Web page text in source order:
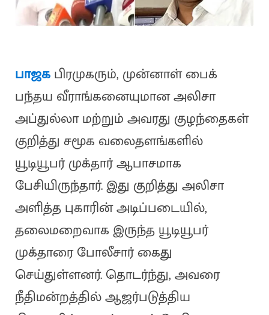
பாஜகபிரமுகரும், முன்னாள் பைக்
பந்தய வீராங்கனையுமான அலிசா
அப்துல்லா மற்றும் அவரது குழந்தைகள்
குறித்து சமூக வலைதளங்களில்
யூடியூபர் முக்தார் ஆபாசமாக
பேசியிருந்தார். இது குறித்து அலிசா
அளித்த புகாரின் அடிப்படையில்,
தலைமறைவாக இருந்த யூடியூபர்
முக்தாரை போலீசார் கைது
செய்துள்ளனர். தொடர்ந்து, அவரை
நீதிமன்றத்தில் ஆஜர்படுத்திய